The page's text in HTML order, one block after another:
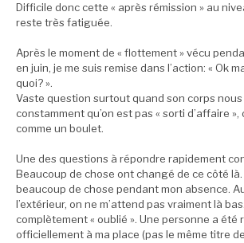
Difficile donc cette « après rémission » au
reste très fatiguée.
Après le moment de « flottement » vécu
en juin, je me suis remise dans l’action: « Ok
quoi? ».
Vaste question surtout quand son corps
constamment qu’on est pas « sorti d’affaire
comme un boulet.
Une des questions à répondre rapidement
Beaucoup de chose ont changé de ce côté là.
beaucoup de chose pendant mon absence.
l’extérieur, on ne m’attend pas vraiment là
complètement « oublié ». Une personne a été
officiellement à ma place (pas le même titre